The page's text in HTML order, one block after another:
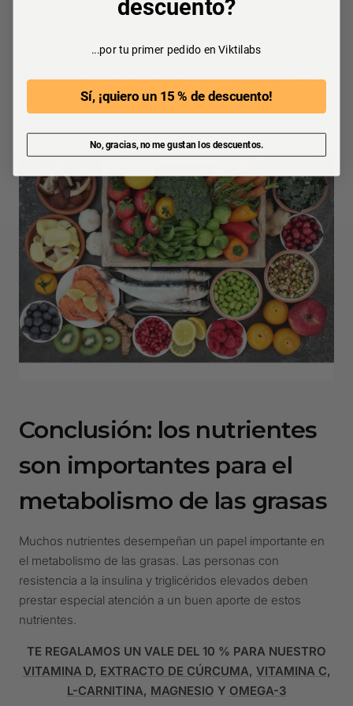
síndrome metabólico, la curcumina fue capaz de reducir
estudios no son concluyentes. Esto podría deberse a que
la curcumina no tiene una buena biodisponibilidad y a
menudo no se absorbe bien.
Conclusión: los nutrientes
son importantes para el
metabolismo de las grasas
Muchos nutrientes desempeñan un papel importante en
el metabolismo de las grasas. Las personas con
resistencia a la insulina y triglicéridos elevados deben
prestar especial atención a un buen aporte de estos
nutrientes.
TE REGALAMOS UN VALE DEL 10 % PARA NUESTRO
VITAMINA D, EXTRACTO DE CÚRCUMA, VITAMINA C,
L-CARNITINA, MAGNESIO Y OMEGA-3
descuento?
...por tu primer pedido en Viktilabs
Sí, ¡quiero un 15 % de descuento!
No, gracias, no me gustan los descuentos.